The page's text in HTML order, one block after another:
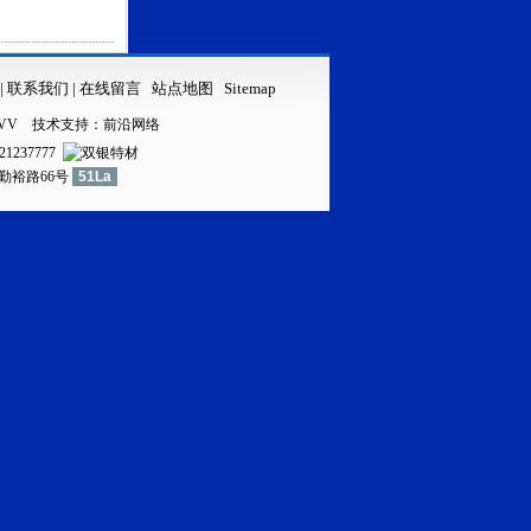
| 联系我们 | 在线留言 站点地图 Sitemap
技术支持： 前沿网络
裕路66号 51La